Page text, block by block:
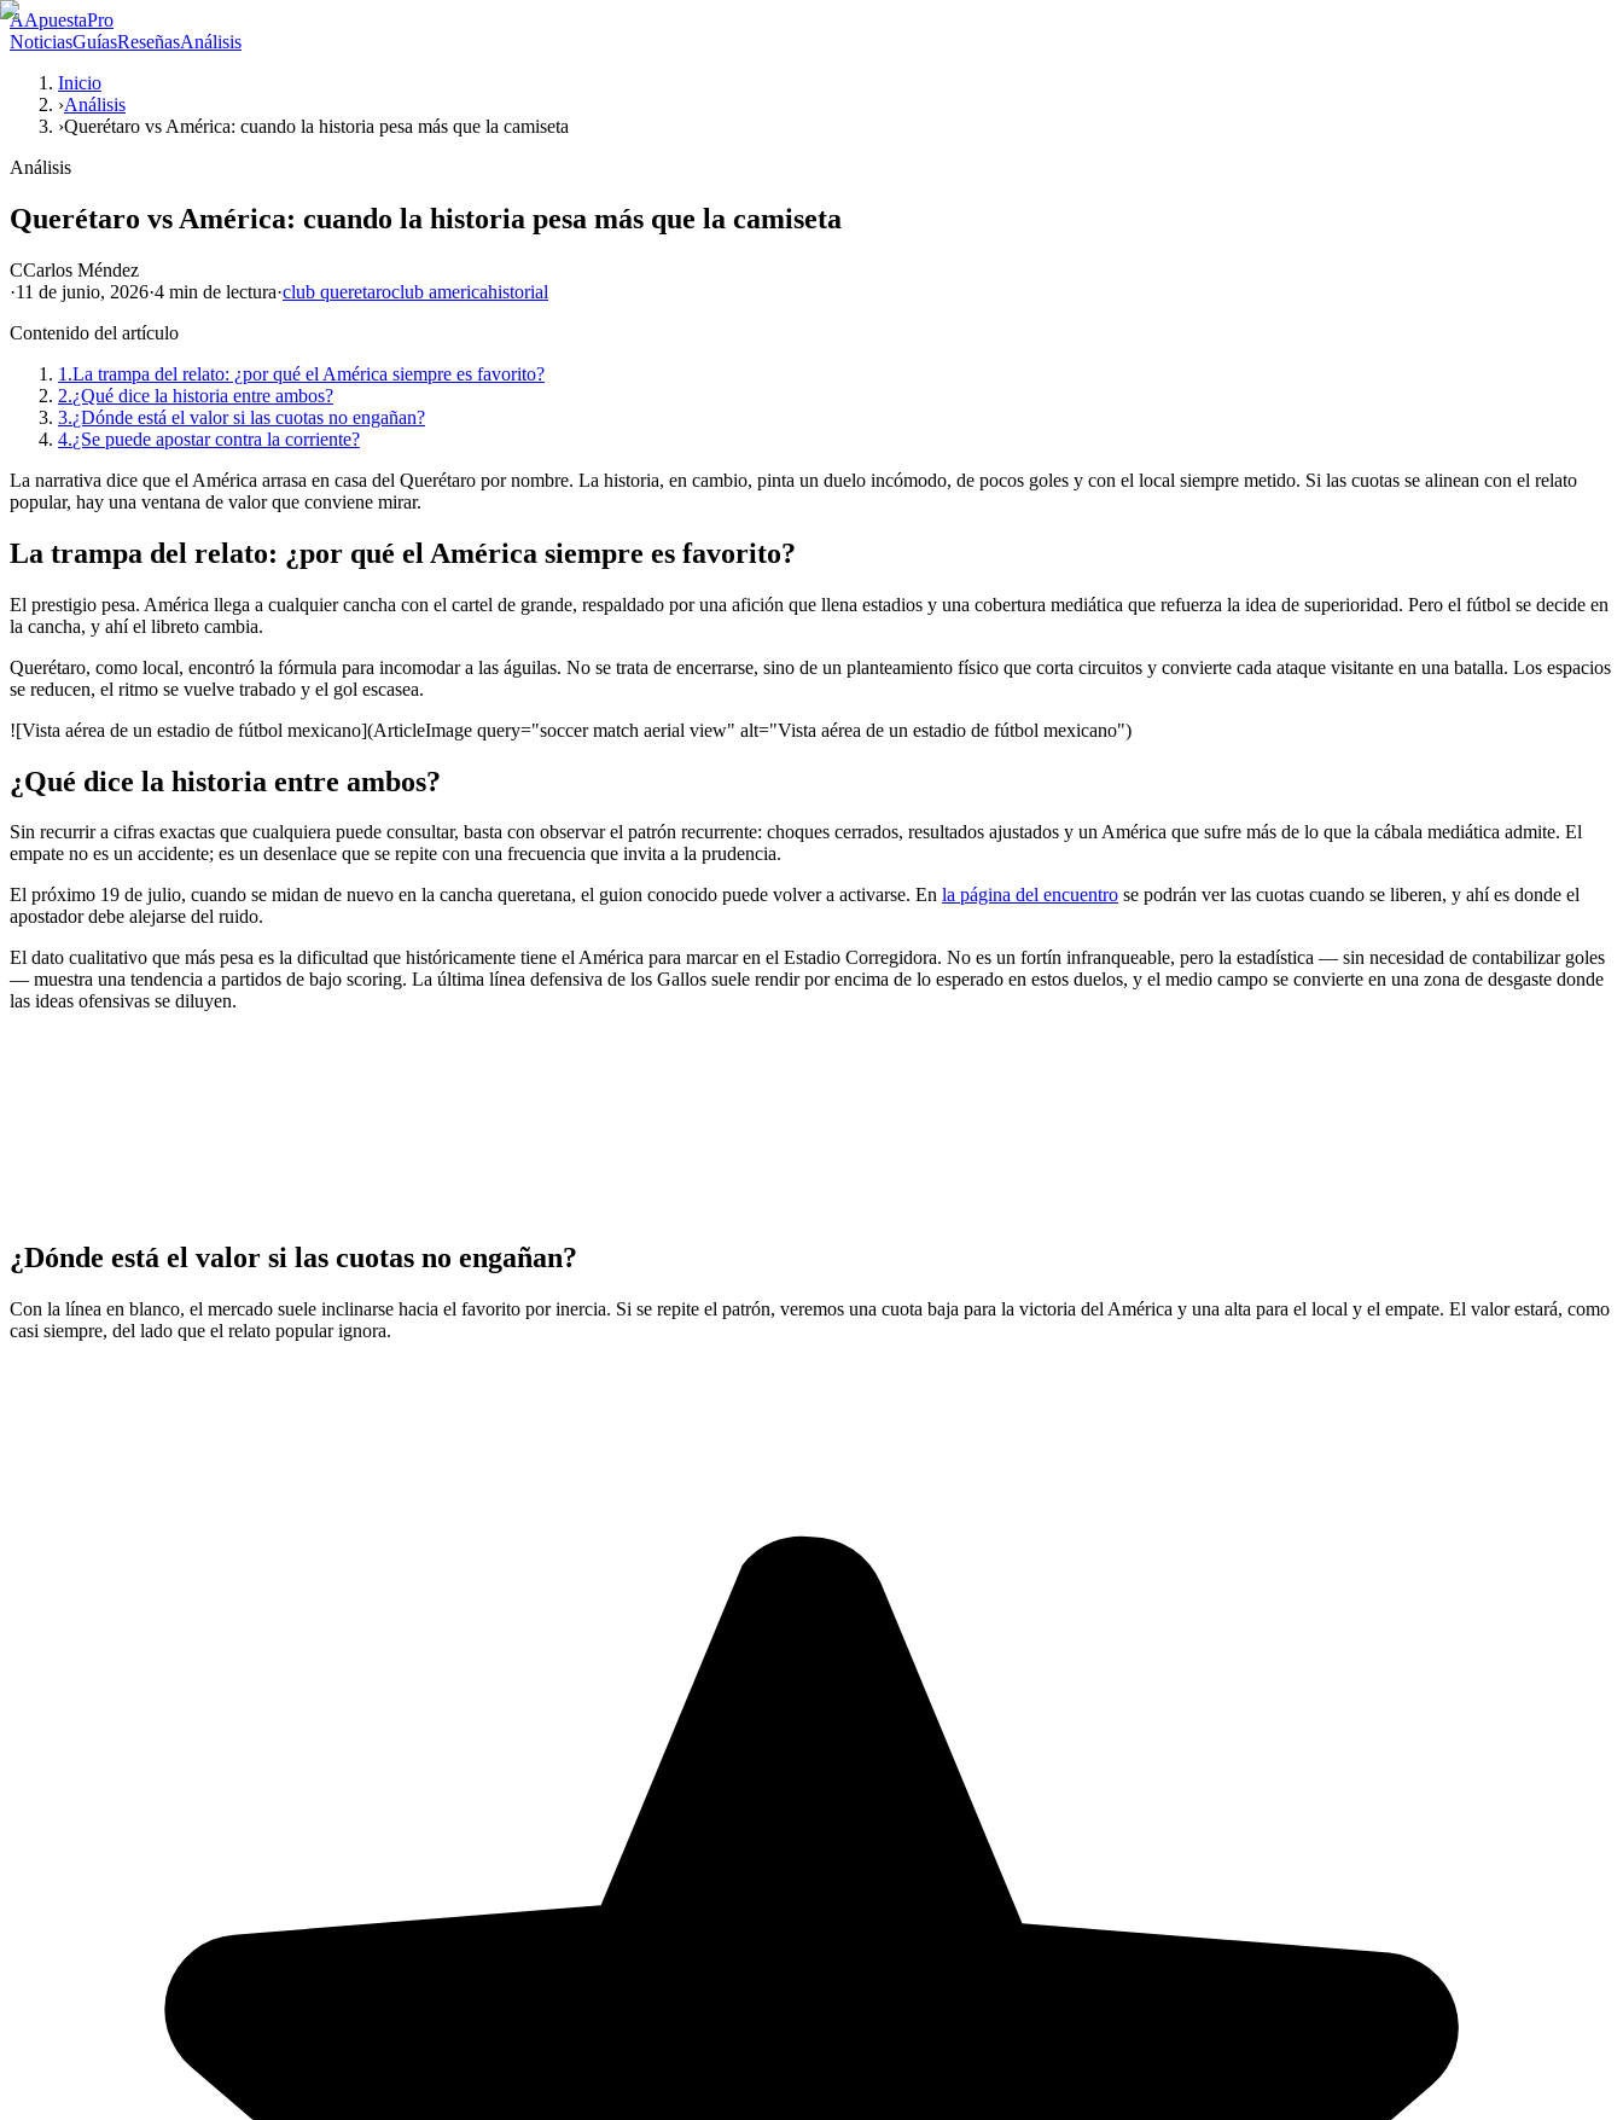
AApuestaPro
NoticiasGuíasReseñasAnálisis
Inicio
›Análisis
›Querétaro vs América: cuando la historia pesa más que la camiseta
Análisis
Querétaro vs América: cuando la historia pesa más que la camiseta
CCarlos Méndez
·11 de junio, 2026·4 min de lectura·club queretaroclub americahistorial
Contenido del artículo
1.La trampa del relato: ¿por qué el América siempre es favorito?
2.¿Qué dice la historia entre ambos?
3.¿Dónde está el valor si las cuotas no engañan?
4.¿Se puede apostar contra la corriente?
La narrativa dice que el América arrasa en casa del Querétaro por nombre. La historia, en cambio, pinta un duelo incómodo, de pocos goles y con el local siempre metido. Si las cuotas se alinean con el relato
popular, hay una ventana de valor que conviene mirar.
La trampa del relato: ¿por qué el América siempre es favorito?
El prestigio pesa. América llega a cualquier cancha con el cartel de grande, respaldado por una afición que llena estadios y una cobertura mediática que refuerza la idea de superioridad. Pero el fútbol se decide en
la cancha, y ahí el libreto cambia.
Querétaro, como local, encontró la fórmula para incomodar a las águilas. No se trata de encerrarse, sino de un planteamiento físico que corta circuitos y convierte cada ataque visitante en una batalla. Los espacios
se reducen, el ritmo se vuelve trabado y el gol escasea.
![Vista aérea de un estadio de fútbol mexicano](ArticleImage query="soccer match aerial view" alt="Vista aérea de un estadio de fútbol mexicano")
¿Qué dice la historia entre ambos?
Sin recurrir a cifras exactas que cualquiera puede consultar, basta con observar el patrón recurrente: choques cerrados, resultados ajustados y un América que sufre más de lo que la cábala mediática admite. El
empate no es un accidente; es un desenlace que se repite con una frecuencia que invita a la prudencia.
El próximo 19 de julio, cuando se midan de nuevo en la cancha queretana, el guion conocido puede volver a activarse. En la página del encuentro se podrán ver las cuotas cuando se liberen, y ahí es donde el
apostador debe alejarse del ruido.
El dato cualitativo que más pesa es la dificultad que históricamente tiene el América para marcar en el Estadio Corregidora. No es un fortín infranqueable, pero la estadística — sin necesidad de contabilizar goles
— muestra una tendencia a partidos de bajo scoring. La última línea defensiva de los Gallos suele rendir por encima de lo esperado en estos duelos, y el medio campo se convierte en una zona de desgaste donde
las ideas ofensivas se diluyen.
¿Dónde está el valor si las cuotas no engañan?
Con la línea en blanco, el mercado suele inclinarse hacia el favorito por inercia. Si se repite el patrón, veremos una cuota baja para la victoria del América y una alta para el local y el empate. El valor estará, como
casi siempre, del lado que el relato popular ignora.